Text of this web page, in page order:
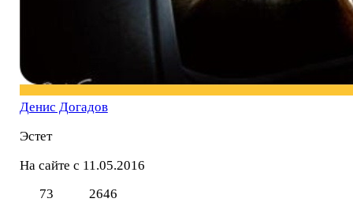
Денис Догадов
Эстет
На сайте с 11.05.2016
73
2646